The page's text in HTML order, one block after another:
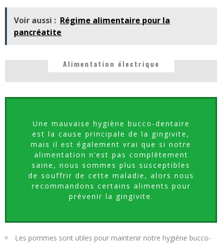
Voir aussi : Régime alimentaire pour la
pancréatite
Alimentation électrique
Une mauvaise hygiène bucco-dentaire
est la cause principale de la gingivite,
mais il est également vrai que si notre
alimentation n’est pas complètement
saine, nous sommes plus susceptibles
de souffrir de cette maladie, alors nous
recommandons certains aliments pour
prévenir la gingivite.
Les pommes sont utiles pour maintenir notre hygiène bucco-